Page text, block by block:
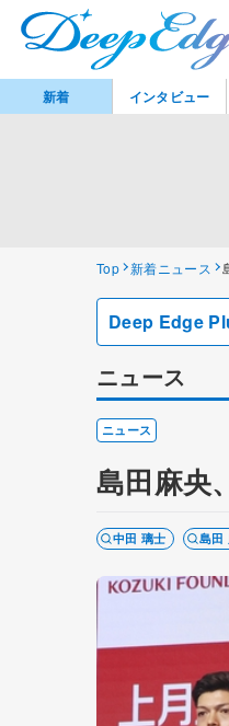
Top 新着ニュース
Deep Edge
ニュース
ニュース
島田麻央
中田 璃士 島田
新着 インタビュー